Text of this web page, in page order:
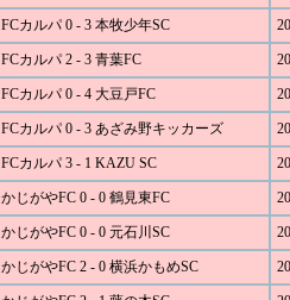
FCカルパ 0 - 3 本牧少年SC
FCカルパ 2 - 3 青葉FC
FCカルパ 0 - 4 大豆戸FC
FCカルパ 0 - 3 あざみ野キッカーズ
FCカルパ 3 - 1 KAZU SC
かじがやFC 0 - 0 鶴見東FC
かじがやFC 0 - 0 元石川SC
かじがやFC 2 - 0 横浜かもめSC